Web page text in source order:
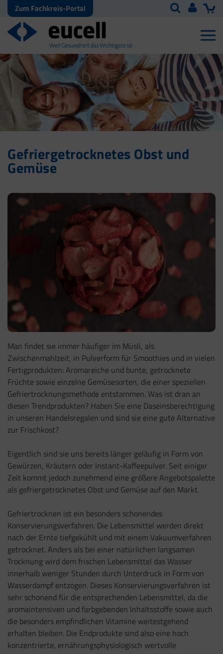
Zum Fachkreis-Portal
Gefriergetrocknetes Obst und
Gemüse
Man findet sie immer häufiger im Müsli, als
Zwischenmahlzeit, in Pulverform für Smoothies und in vielen
Fertigprodukten: Aromareiche und bunte, getrocknete
Früchte sowie einzelne Gemüsesorten, die einer speziellen
Gefriertrocknungsmethode entstammen. Was ist dran an
diesen Trendprodukten? Haben Sie eine Daseinsberechtigung
in unseren Handelsregalen und sind sie eine gute Alternative
zur Frischkost?
Eigentlich sind sie uns bereits länger geläufig in Form von
Gewürzen, Kräutern oder Instant-Kaffeepulver. Seit einiger
Zeit kommt jedoch zunehmend eine größere Angebotspalette
als gefriergetrocknetes Obst und Gemüse auf den Markt.
Gefriertrocknen ist ein besonders schonendes
Konservierungsverfahren. Die Lebensmittel werden direkt
nach der Ernte tiefgekühlt und mit einem Vakuumverfahren
getrocknet. Anders als bei einer natürlichen langsamen
Trocknung wird dem frischen Lebensmittel das Wasser
innerhalb weniger Stunden durch Unterdruck in Form von
Wasserdampf entzogen. Dieses Konservierungsverfahren ist
sehr schonend für die entsprechenden Lebensmittel, da die
aromaintensiven und farbgebenden Inhaltsstoffe sowie auch
die besonders empfindlichen Vitamine weitestgehend
erhalten bleiben. Die Endprodukte sind also eine hoch
konzentrierte, ernährungsphysiologisch wertvolle